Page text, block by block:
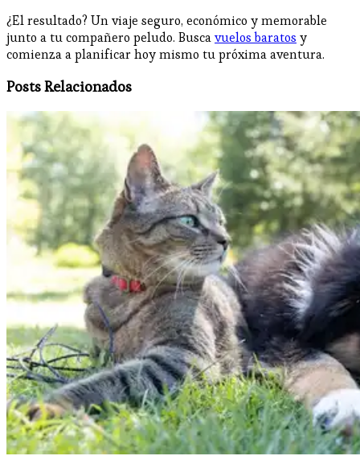
¿El resultado? Un viaje seguro, económico y memorable
junto a tu compañero peludo. Buscavuelos baratos y
comienza a planificar hoy mismo tu próxima aventura.
Posts Relacionados